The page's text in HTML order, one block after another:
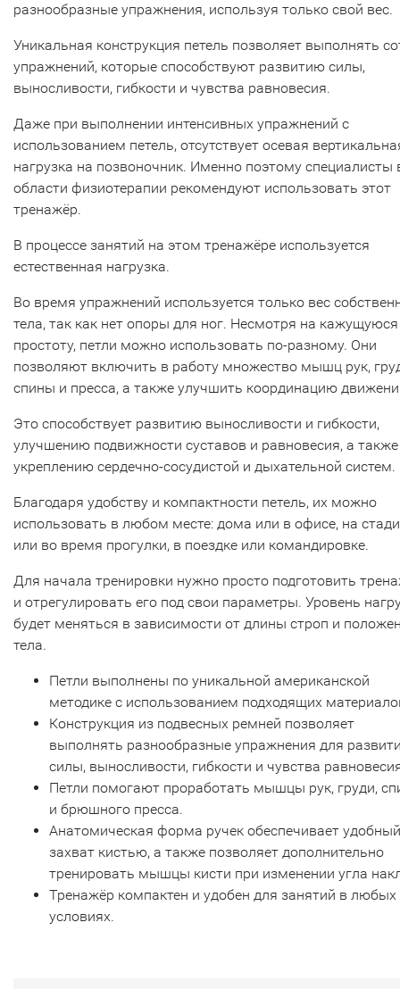
разнообразные упражнения, используя только свой вес.
Уникальная конструкция петель позволяет выполнять
упражнений, которые способствуют развитию силы,
выносливости, гибкости и чувства равновесия.
Даже при выполнении интенсивных упражнений с
использованием петель, отсутствует осевая
нагрузка на позвоночник. Именно поэтому специалисты
области физиотерапии рекомендуют использовать этот
тренажёр.
В процессе занятий на этом тренажёре используется
естественная нагрузка.
Во время упражнений используется только вес
тела, так как нет опоры для ног. Несмотря на кажущуюся
простоту, петли можно использовать по-разному. Они
позволяют включить в работу множество мышц рук,
спины и пресса, а также улучшить координацию
Это способствует развитию выносливости и гибкости,
улучшению подвижности суставов и равновесия, а также
укреплению сердечно-сосудистой и дыхательной систем.
Благодаря удобству и компактности петель, их можно
использовать в любом месте: дома или в офисе, на
или во время прогулки, в поездке или командировке.
Для начала тренировки нужно просто подготовить
и отрегулировать его под свои параметры. Уровень
будет меняться в зависимости от длины строп и
тела.
Петли выполнены по уникальной американской
методике с использованием подходящих
Конструкция из подвесных ремней позволяет
выполнять разнообразные упражнения для
силы, выносливости, гибкости и чувства
Петли помогают проработать мышцы рук, груди,
и брюшного пресса.
Анатомическая форма ручек обеспечивает удобный
захват кистью, а также позволяет дополнительно
тренировать мышцы кисти при изменении угла
Тренажёр компактен и удобен для занятий в любых
условиях.